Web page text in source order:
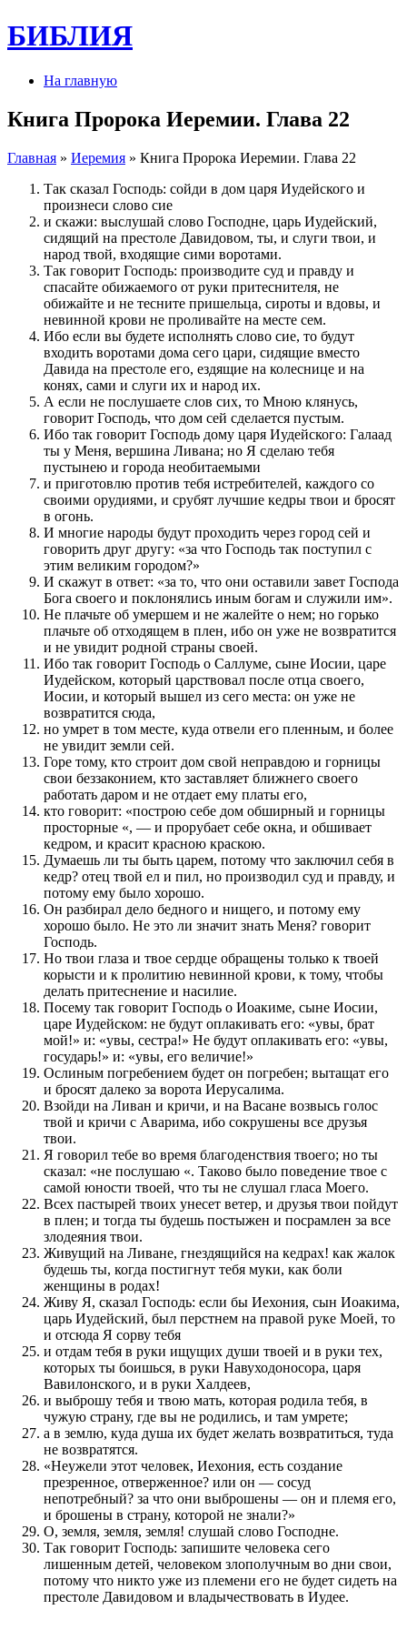
БИБЛИЯ
На главную
Книга Пророка Иеремии. Глава 22
Главная » Иеремия » Книга Пророка Иеремии. Глава 22
Так сказал Господь: сойди в дом царя Иудейского и
произнеси слово сие
и скажи: выслушай слово Господне, царь Иудейский,
сидящий на престоле Давидовом, ты, и слуги твои, и
народ твой, входящие сими воротами.
Так говорит Господь: производите суд и правду и
спасайте обижаемого от руки притеснителя, не
обижайте и не тесните пришельца, сироты и вдовы, и
невинной крови не проливайте на месте сем.
Ибо если вы будете исполнять слово сие, то будут
входить воротами дома сего цари, сидящие вместо
Давида на престоле его, ездящие на колеснице и на
конях, сами и слуги их и народ их.
А если не послушаете слов сих, то Мною клянусь,
говорит Господь, что дом сей сделается пустым.
Ибо так говорит Господь дому царя Иудейского: Галаад
ты у Меня, вершина Ливана; но Я сделаю тебя
пустынею и города необитаемыми
и приготовлю против тебя истребителей, каждого со
своими орудиями, и срубят лучшие кедры твои и бросят
в огонь.
И многие народы будут проходить через город сей и
говорить друг другу: «за что Господь так поступил с
этим великим городом?»
И скажут в ответ: «за то, что они оставили завет Господа
Бога своего и поклонялись иным богам и служили им».
Не плачьте об умершем и не жалейте о нем; но горько
плачьте об отходящем в плен, ибо он уже не возвратится
и не увидит родной страны своей.
Ибо так говорит Господь о Саллуме, сыне Иосии, царе
Иудейском, который царствовал после отца своего,
Иосии, и который вышел из сего места: он уже не
возвратится сюда,
но умрет в том месте, куда отвели его пленным, и более
не увидит земли сей.
Горе тому, кто строит дом свой неправдою и горницы
свои беззаконием, кто заставляет ближнего своего
работать даром и не отдает ему платы его,
кто говорит: «построю себе дом обширный и горницы
просторные «, — и прорубает себе окна, и обшивает
кедром, и красит красною краскою.
Думаешь ли ты быть царем, потому что заключил себя в
кедр? отец твой ел и пил, но производил суд и правду, и
потому ему было хорошо.
Он разбирал дело бедного и нищего, и потому ему
хорошо было. Не это ли значит знать Меня? говорит
Господь.
Но твои глаза и твое сердце обращены только к твоей
корысти и к пролитию невинной крови, к тому, чтобы
делать притеснение и насилие.
Посему так говорит Господь о Иоакиме, сыне Иосии,
царе Иудейском: не будут оплакивать его: «увы, брат
мой!» и: «увы, сестра!» Не будут оплакивать его: «увы,
государь!» и: «увы, его величие!»
Ослиным погребением будет он погребен; вытащат его
и бросят далеко за ворота Иерусалима.
Взойди на Ливан и кричи, и на Васане возвысь голос
твой и кричи с Аварима, ибо сокрушены все друзья
твои.
Я говорил тебе во время благоденствия твоего; но ты
сказал: «не послушаю «. Таково было поведение твое с
самой юности твоей, что ты не слушал гласа Моего.
Всех пастырей твоих унесет ветер, и друзья твои пойдут
в плен; и тогда ты будешь постыжен и посрамлен за все
злодеяния твои.
Живущий на Ливане, гнездящийся на кедрах! как жалок
будешь ты, когда постигнут тебя муки, как боли
женщины в родах!
Живу Я, сказал Господь: если бы Иехония, сын Иоакима,
царь Иудейский, был перстнем на правой руке Моей, то
и отсюда Я сорву тебя
и отдам тебя в руки ищущих души твоей и в руки тех,
которых ты боишься, в руки Навуходоносора, царя
Вавилонского, и в руки Халдеев,
и выброшу тебя и твою мать, которая родила тебя, в
чужую страну, где вы не родились, и там умрете;
а в землю, куда душа их будет желать возвратиться, туда
не возвратятся.
«Неужели этот человек, Иехония, есть создание
презренное, отверженное? или он — сосуд
непотребный? за что они выброшены — он и племя его,
и брошены в страну, которой не знали?»
О, земля, земля, земля! слушай слово Господне.
Так говорит Господь: запишите человека сего
лишенным детей, человеком злополучным во дни свои,
потому что никто уже из племени его не будет сидеть на
престоле Давидовом и владычествовать в Иудее.